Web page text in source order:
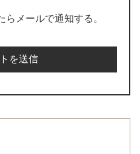
らメールで通知する。